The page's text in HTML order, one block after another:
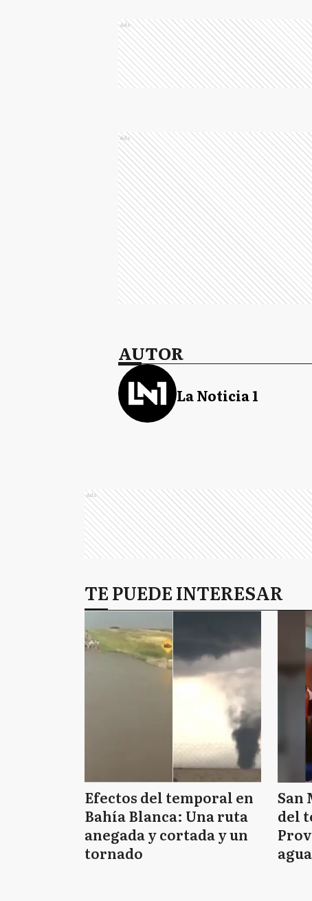
Ads
Ads
AUTOR
La Noticia 1
Ads
TE PUEDE INTERESAR
Efectos del temporal en
Bahía Blanca: Una ruta
anegada y cortada y un
tornado
San
del